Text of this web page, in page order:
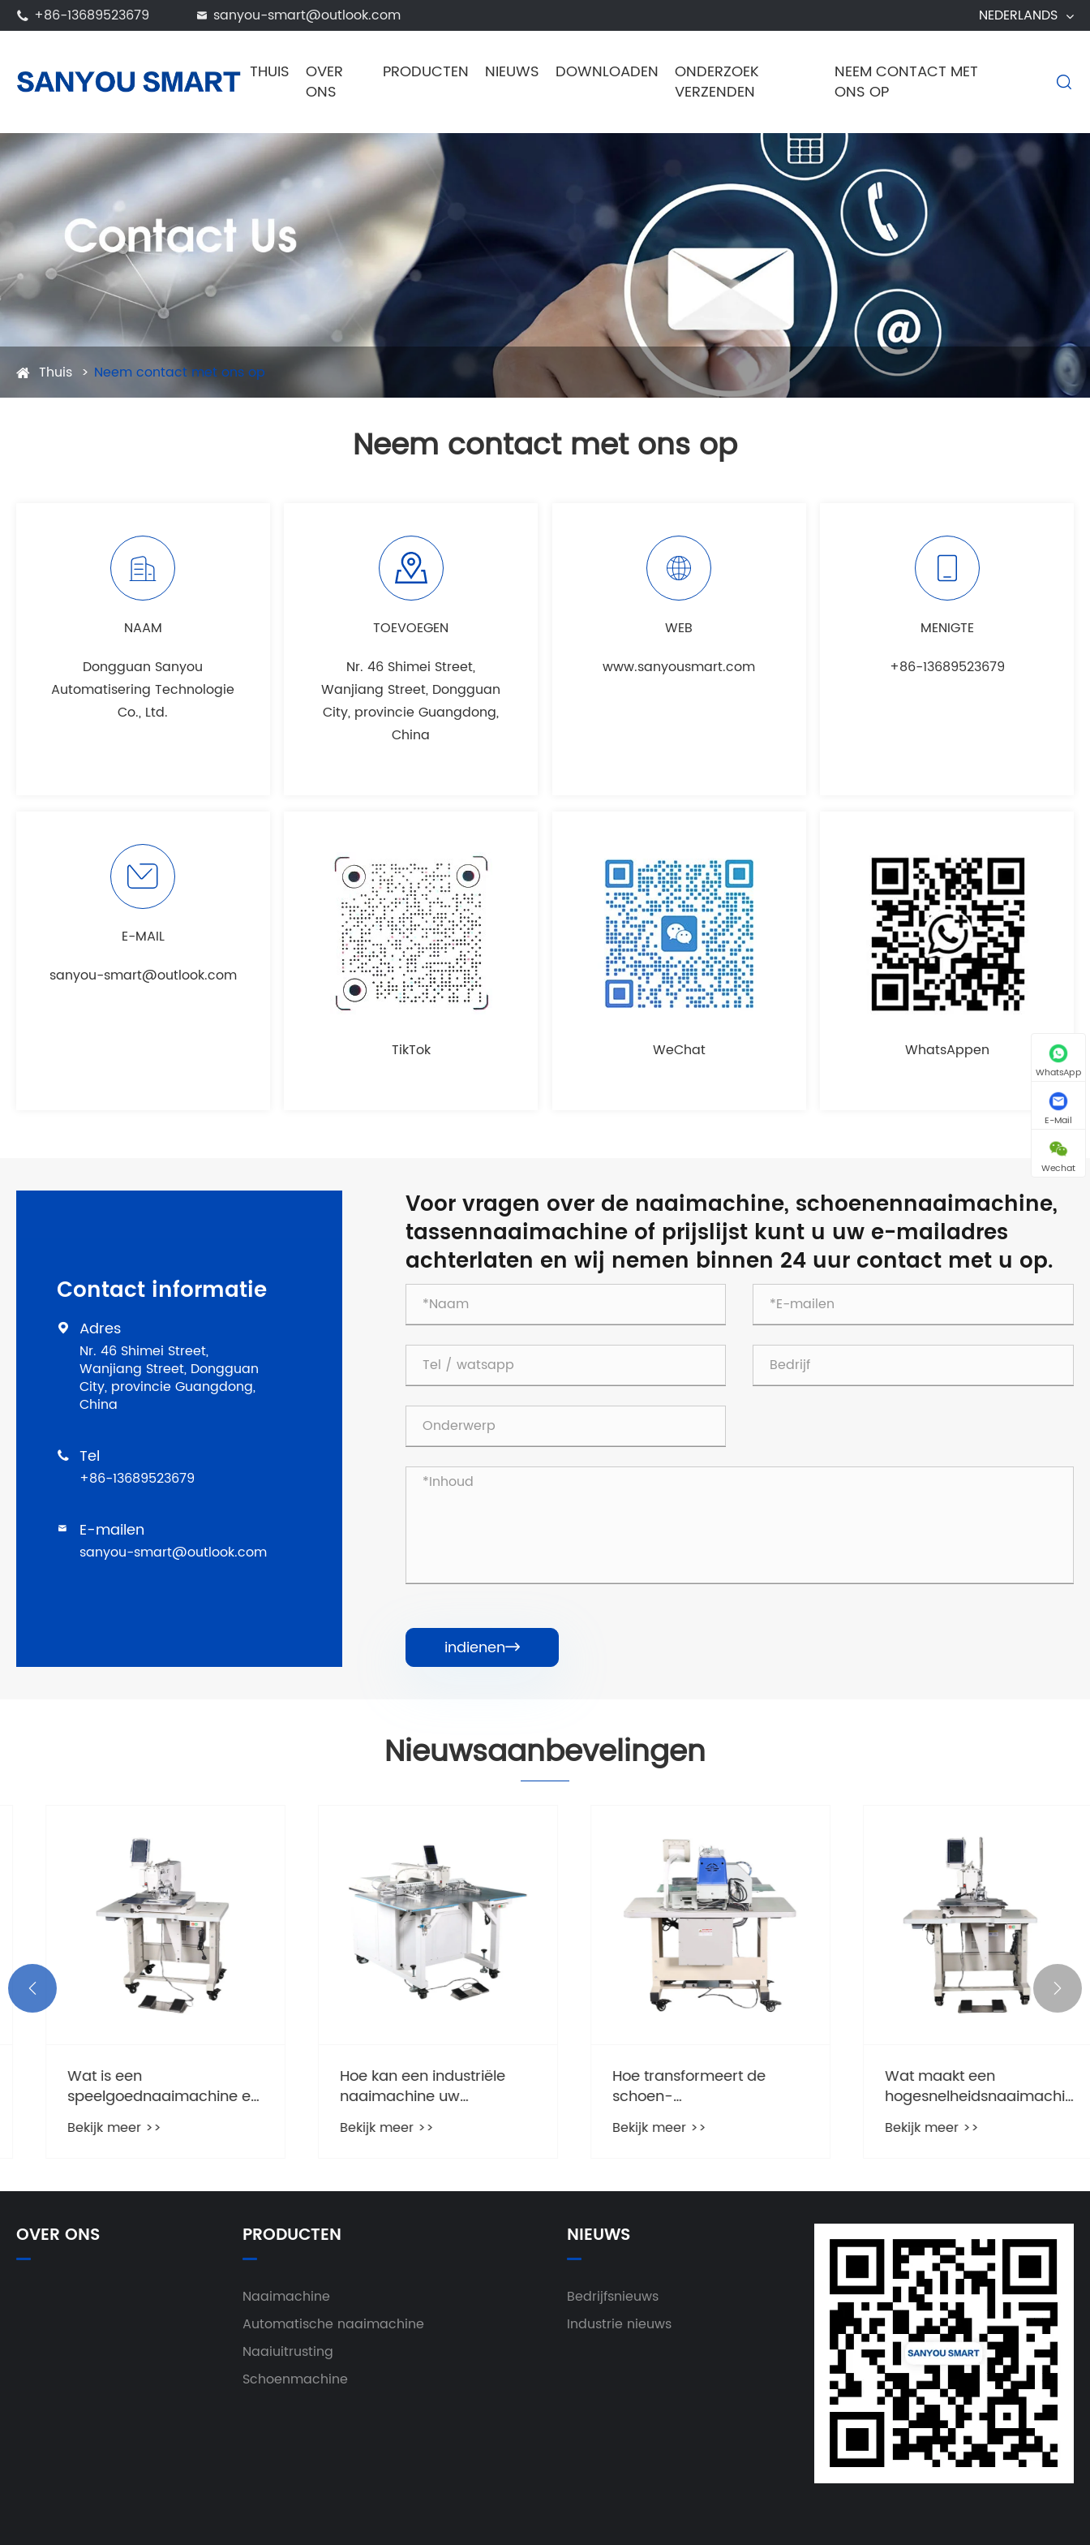
 +86-13689523679  sanyou-smart@outlook.com NEDERLANDS
THUIS
OVER
ONS
PRODUCTEN NIEUWS DOWNLOADEN
ONDERZOEK
VERZENDEN
NEEM CONTACT MET
ONS OP

Thuis Neem contact met ons op
Neem contact met ons op
NAAM
Dongguan Sanyou
Automatisering Technologie
Co., Ltd.
TOEVOEGEN
Nr. 46 Shimei Street,
Wanjiang Street, Dongguan
City, provincie Guangdong,
China
WEB
www.sanyousmart.com
MENIGTE
+86-13689523679
E-MAIL
sanyou-smart@outlook.com
TikTok WeChat WhatsAppen
Contact informatie
 Adres
Nr. 46 Shimei Street,
Wanjiang Street, Dongguan
City, provincie Guangdong,
China
 Tel
+86-13689523679
 E-mailen
sanyou-smart@outlook.com
Voor vragen over de naaimachine, schoenennaaimachine,
tassennaaimachine of prijslijst kunt u uw e-mailadres
achterlaten en wij nemen binnen 24 uur contact met u op.
indienen
Nieuwsaanbevelingen
Wat is een
speelgoednaaimachine en
waarom wordt het een
favoriet educatief
Bekijk meer >>
Hoe kan een industriële
naaimachine uw
productieproces
transformeren?
Bekijk meer >>
Hoe transformeert de
schoen-
bovensteekmachine de
moderne
Bekijk meer >>
Wat maakt een
hogesnelheidsnaaimachine
essentieel voor de
moderne productie?
Bekijk meer >>
 
OVER ONS PRODUCTEN
Naaimachine
Automatische naaimachine
Naaiuitrusting
Schoenmachine
NIEUWS
Bedrijfsnieuws
Industrie nieuws
WhatsApp
E-Mail
Wechat